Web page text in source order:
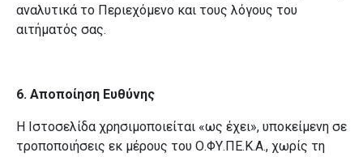
αναλυτικά το Περιεχόμενο και τους λόγους του
αιτήματός σας.
6. Αποποίηση Ευθύνης
Η Ιστοσελίδα χρησιμοποιείται «ως έχει», υποκείμενη σε
τροποποιήσεις εκ μέρους του Ο.ΦΥ.ΠΕ.Κ.Α., χωρίς τη